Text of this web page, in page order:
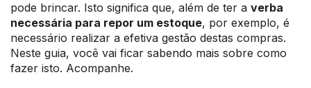
pode brincar. Isto significa que, além de ter a verba
necessária para repor um estoque, por exemplo, é
necessário realizar a efetiva gestão destas compras.
Neste guia, você vai ficar sabendo mais sobre como
fazer isto. Acompanhe.